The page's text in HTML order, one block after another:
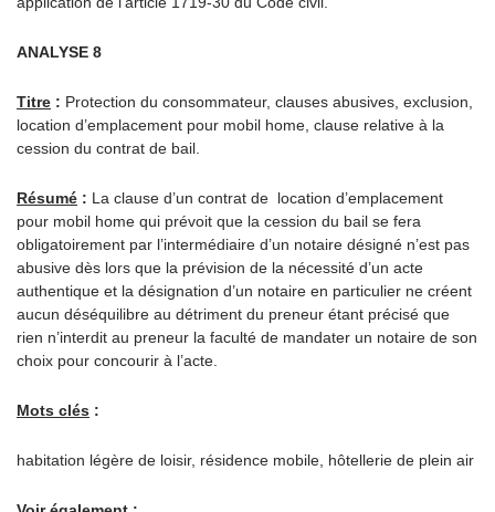
ANALYSE 8
Titre : Protection du consommateur, clauses abusives, exclusion,
location d’emplacement pour mobil home, clause relative à la
cession du contrat de bail.
Résumé : La clause d’un contrat de location d’emplacement
pour mobil home qui prévoit que la cession du bail se fera
obligatoirement par l’intermédiaire d’un notaire désigné n’est pas
abusive dès lors que la prévision de la nécessité d’un acte
authentique et la désignation d’un notaire en particulier ne créent
aucun déséquilibre au détriment du preneur étant précisé que
rien n’interdit au preneur la faculté de mandater un notaire de son
choix pour concourir à l’acte.
Mots clés :
habitation légère de loisir, résidence mobile, hôtellerie de plein air